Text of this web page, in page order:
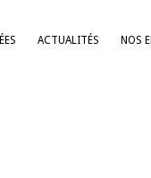
ACTUALITÉS NOS